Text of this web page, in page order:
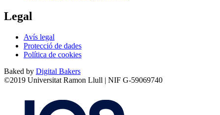
Legal
Avís legal
Protecció de dades
Política de cookies
Baked by Digital Bakers
©2019 Universitat Ramon Llull | NIF G-59069740